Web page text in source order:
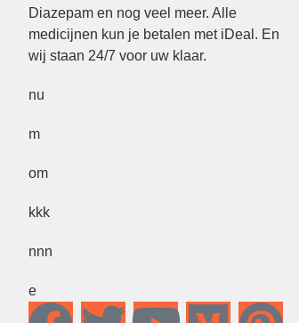
Diazepam en nog veel meer. Alle
medicijnen kun je betalen met iDeal. En
wij staan 24/7 voor uw klaar.
nu
m
om
kkk
nnn
e